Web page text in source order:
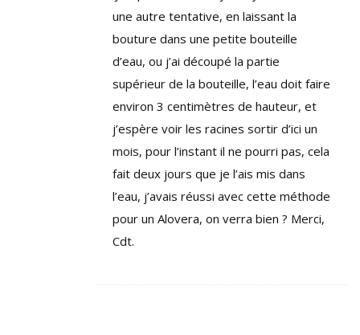
une autre tentative, en laissant la
bouture dans une petite bouteille
d’eau, ou j’ai découpé la partie
supérieur de la bouteille, l’eau doit faire
environ 3 centimètres de hauteur, et
j’espère voir les racines sortir d’ici un
mois, pour l’instant il ne pourri pas, cela
fait deux jours que je l’ais mis dans
l’eau, j’avais réussi avec cette méthode
pour un Alovera, on verra bien ? Merci,
Cdt.